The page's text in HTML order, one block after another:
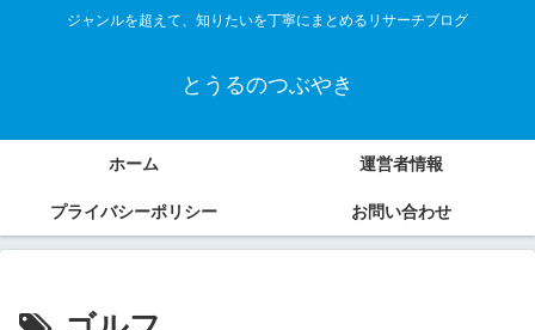
ジャンルを超えて、知りたいを丁寧にまとめるリサーチブログ
とうるのつぶやき
ホーム 運営者情報
プライバシーポリシー お問い合わせ